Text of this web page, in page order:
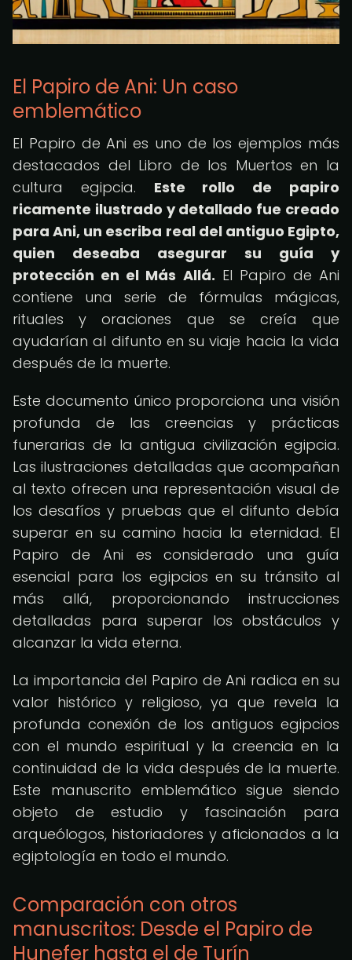
El Papiro de Ani: Un caso
emblemático
El Papiro de Ani es uno de los ejemplos más
destacados del Libro de los Muertos en la
cultura egipcia. Este rollo de papiro
ricamente ilustrado y detallado fue creado
para Ani, un escriba real del antiguo Egipto,
quien deseaba asegurar su guía y
protección en el Más Allá. El Papiro de Ani
contiene una serie de fórmulas mágicas,
rituales y oraciones que se creía que
ayudarían al difunto en su viaje hacia la vida
después de la muerte.
Este documento único proporciona una visión
profunda de las creencias y prácticas
funerarias de la antigua civilización egipcia.
Las ilustraciones detalladas que acompañan
al texto ofrecen una representación visual de
los desafíos y pruebas que el difunto debía
superar en su camino hacia la eternidad. El
Papiro de Ani es considerado una guía
esencial para los egipcios en su tránsito al
más allá, proporcionando instrucciones
detalladas para superar los obstáculos y
alcanzar la vida eterna.
La importancia del Papiro de Ani radica en su
valor histórico y religioso, ya que revela la
profunda conexión de los antiguos egipcios
con el mundo espiritual y la creencia en la
continuidad de la vida después de la muerte.
Este manuscrito emblemático sigue siendo
objeto de estudio y fascinación para
arqueólogos, historiadores y aficionados a la
egiptología en todo el mundo.
Comparación con otros
manuscritos: Desde el Papiro de
Hunefer hasta el de Turín